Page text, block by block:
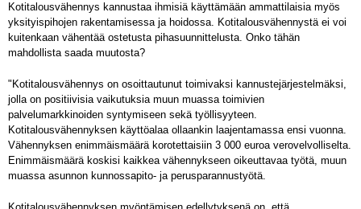
Kotitalousvähennys kannustaa ihmisiä käyttämään ammattilaisia myös
yksityispihojen rakentamisessa ja hoidossa. Kotitalousvähennystä ei voi
kuitenkaan vähentää ostetusta pihasuunnittelusta. Onko tähän
mahdollista saada muutosta?
"Kotitalousvähennys on osoittautunut toimivaksi kannustejärjestelmäksi,
jolla on positiivisia vaikutuksia muun muassa toimivien
palvelumarkkinoiden syntymiseen sekä työllisyyteen.
Kotitalousvähennyksen käyttöalaa ollaankin laajentamassa ensi vuonna.
Vähennyksen enimmäismäärä korotettaisiin 3 000 euroa verovelvolliselta.
Enimmäismäärä koskisi kaikkea vähennykseen oikeuttavaa työtä, muun
muassa asunnon kunnossapito- ja perusparannustyötä.